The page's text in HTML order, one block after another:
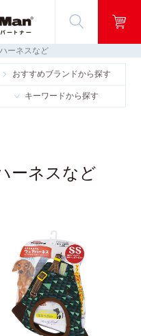
English
ーネスなど
おすすめブランドから探す
キーワードから探す
ーネスなど